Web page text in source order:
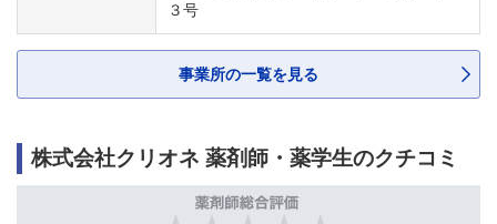
３号
事業所の一覧を見る
株式会社クリオネ 薬剤師・薬学生のクチコミ